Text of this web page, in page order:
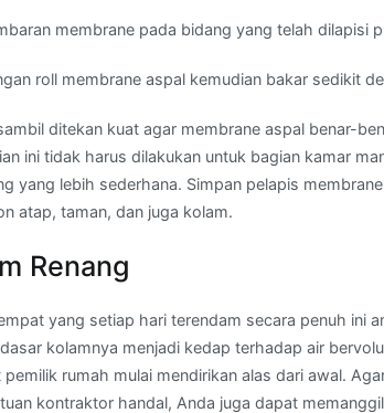
membrane pada bidang yang telah dilapisi
roll membrane aspal kemudian bakar sedikit
ditekan kuat agar membrane aspal benar-
ini tidak harus dilakukan untuk bagian kamar
yang lebih sederhana. Simpan pelapis
atap, taman, dan juga kolam.
Renang
yang setiap hari terendam secara penuh ini
kolamnya menjadi kedap terhadap air
rumah mulai mendirikan alas dari awal.
kontraktor handal, Anda juga dapat